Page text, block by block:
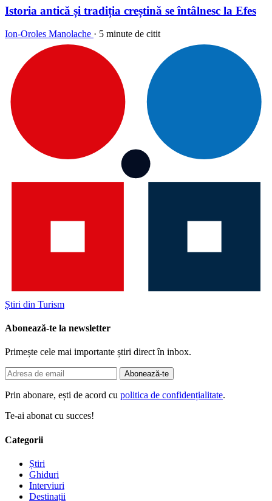
Istoria antică și tradiția creștină se întâlnesc la Efes
Ion-Oroles Manolache · 5 minute de citit
Știri din Turism
Abonează-te la newsletter
Primește cele mai importante știri direct în inbox.
Abonează-te
Prin abonare, ești de acord cu politica de confidențialitate.
Te-ai abonat cu succes!
Categorii
Știri
Ghiduri
Interviuri
Destinații